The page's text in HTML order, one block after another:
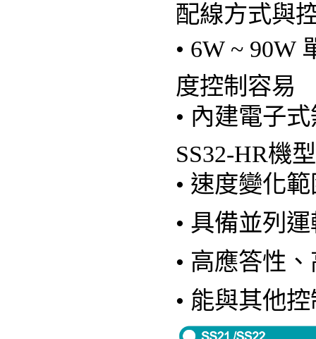
配線方式與
• 6W ~ 90W
度控制容易
• 內建電子
SS32-HR機
• 速度變化
• 具備並列
• 高應答性
• 能與其他